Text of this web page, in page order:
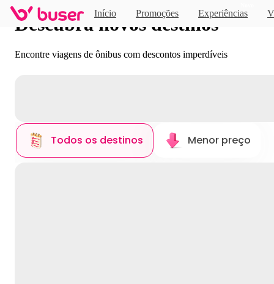
Início Promoções Experiências
Descubra novos destinos
Encontre viagens de ônibus com descontos imperdíveis
Todos os destinos Menor preço